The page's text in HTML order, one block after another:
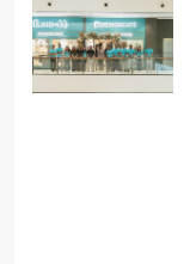
8